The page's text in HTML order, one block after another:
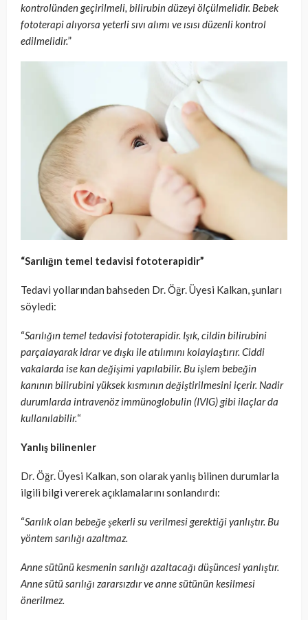
kontrolünden geçirilmeli, bilirubin düzeyi ölçülmelidir. Bebek
fototerapi alıyorsa yeterli sıvı alımı ve ısısı düzenli kontrol
edilmelidir.”
“Sarılığın temel tedavisi fototerapidir”
Tedavi yollarından bahseden Dr. Öğr. Üyesi Kalkan, şunları
söyledi:
“Sarılığın temel tedavisi fototerapidir. Işık, cildin bilirubini
parçalayarak idrar ve dışkı ile atılımını kolaylaştırır. Ciddi
vakalarda ise kan değişimi yapılabilir. Bu işlem bebeğin
kanının bilirubini yüksek kısmının değiştirilmesini içerir. Nadir
durumlarda intravenöz immünoglobulin (IVIG) gibi ilaçlar da
kullanılabilir.“
Yanlış bilinenler
Dr. Öğr. Üyesi Kalkan, son olarak yanlış bilinen durumlarla
ilgili bilgi vererek açıklamalarını sonlandırdı:
“Sarılık olan bebeğe şekerli su verilmesi gerektiği yanlıştır. Bu
yöntem sarılığı azaltmaz.
Anne sütünü kesmenin sarılığı azaltacağı düşüncesi yanlıştır.
Anne sütü sarılığı zararsızdır ve anne sütünün kesilmesi
önerilmez.